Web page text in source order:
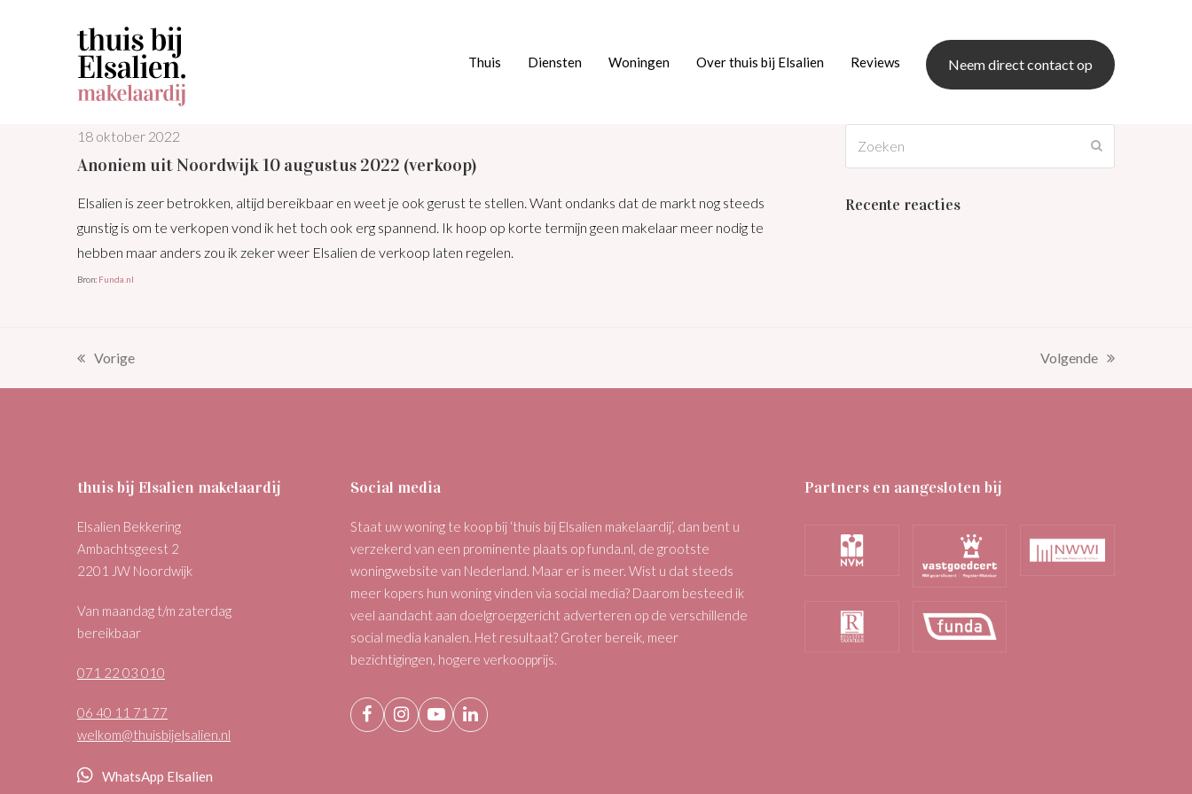
Thuis Diensten Woningen Over thuis bij Elsalien Reviews Neem direct contact op
18 oktober 2022
Anoniem uit Noordwijk 10 augustus 2022 (verkoop)
Elsalien is zeer betrokken, altijd bereikbaar en weet je ook gerust te stellen. Want ondanks dat de markt nog steeds
gunstig is om te verkopen vond ik het toch ook erg spannend. Ik hoop op korte termijn geen makelaar meer nodig te
hebben maar anders zou ik zeker weer Elsalien de verkoop laten regelen.
Bron: Funda.nl
Recente reacties
previous
Vorige
next
Volgende
thuis bij Elsalien makelaardij
Elsalien Bekkering
Ambachtsgeest 2
2201 JW Noordwijk
Van maandag t/m zaterdag
bereikbaar
071 22 03 010
06 40 11 71 77
welkom@thuisbijelsalien.nl
WhatsApp Elsalien
Social media
Staat uw woning te koop bij ‘thuis bij Elsalien makelaardij’, dan bent u
verzekerd van een prominente plaats op funda.nl, de grootste
woningwebsite van Nederland. Maar er is meer. Wist u dat steeds
meer kopers hun woning vinden via social media? Daarom besteed ik
veel aandacht aan doelgroepgericht adverteren op de verschillende
social media kanalen. Het resultaat? Groter bereik, meer
bezichtigingen, hogere verkoopprijs.
Facebook
Instagram
YouTubeLinkedIn
Partners en aangesloten bij